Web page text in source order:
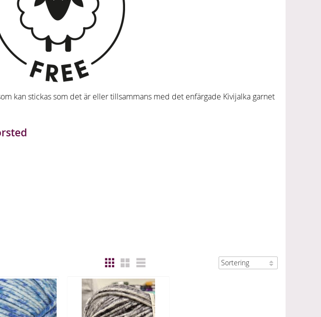
kan stickas som det är eller tillsammans med det enfärgade Kivijalka garnet